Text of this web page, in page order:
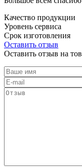
Качество продукции
Уровень сервиса
Срок изготовления
Оставить отзыв
Оставить отзыв на